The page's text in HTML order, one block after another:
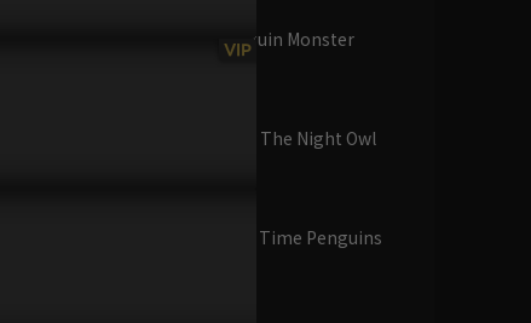
第7集 Penguin Monster
Mystery
第8集 Abby The Night Owl
第9集 Bath Time Penguins
VIP (日) 昆蟲島